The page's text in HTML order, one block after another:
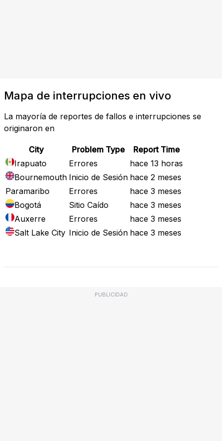
Mapa de interrupciones en vivo
La mayoría de reportes de fallos e interrupciones se
originaron en
City Problem Type
Report Time
Irapuato
Errores
hace 13 horas
Bournemouth Inicio de Sesión hace 2 meses
Paramaribo
Errores
hace 3 meses
Bogotá
Sitio Caído
hace 3 meses
Auxerre
Errores
hace 3 meses
Salt Lake City Inicio de Sesión hace 3 meses
PUBLICIDAD